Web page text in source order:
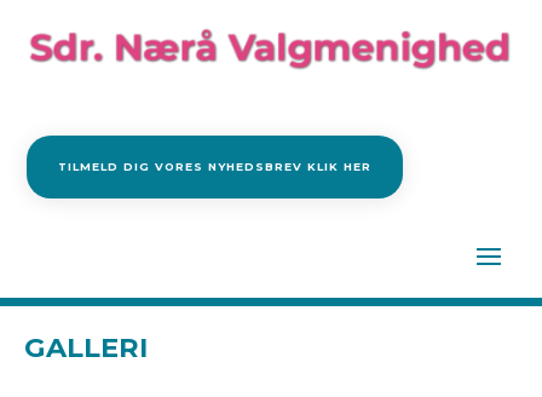
TILMELD DIG VORES NYHEDSBREV KLIK HER
GALLERI